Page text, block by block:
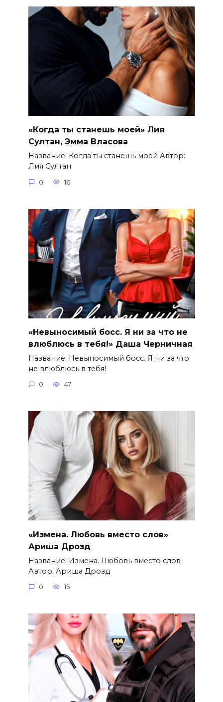
«Когда ты станешь моей» Лия
Султан, Эмма Власова
Название: Когда ты станешь моей Автор:
Лия Султан
0 16
«Невыносимый босс. Я ни за что не
влюблюсь в тебя!» Даша Черничная
Название: Невыносимый босс. Я ни за что
не влюблюсь в тебя!
0 47
«Измена. Любовь вместо слов»
Ариша Дрозд
Название: Измена. Любовь вместо слов
Автор: Ариша Дрозд
0 15